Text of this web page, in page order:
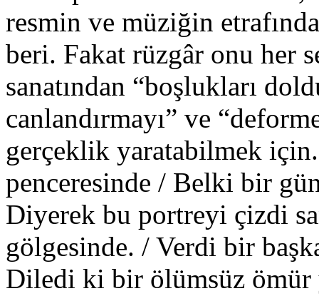
resmin ve müziğin
beri. Fakat rüzgâr onu her
sanatından “boşlukları
canlandırmayı” ve
gerçeklik yaratabilmek
penceresinde / Belki bir
Diyerek bu portreyi çizdi
gölgesinde. / Verdi bir
Diledi ki bir ölümsüz ömür